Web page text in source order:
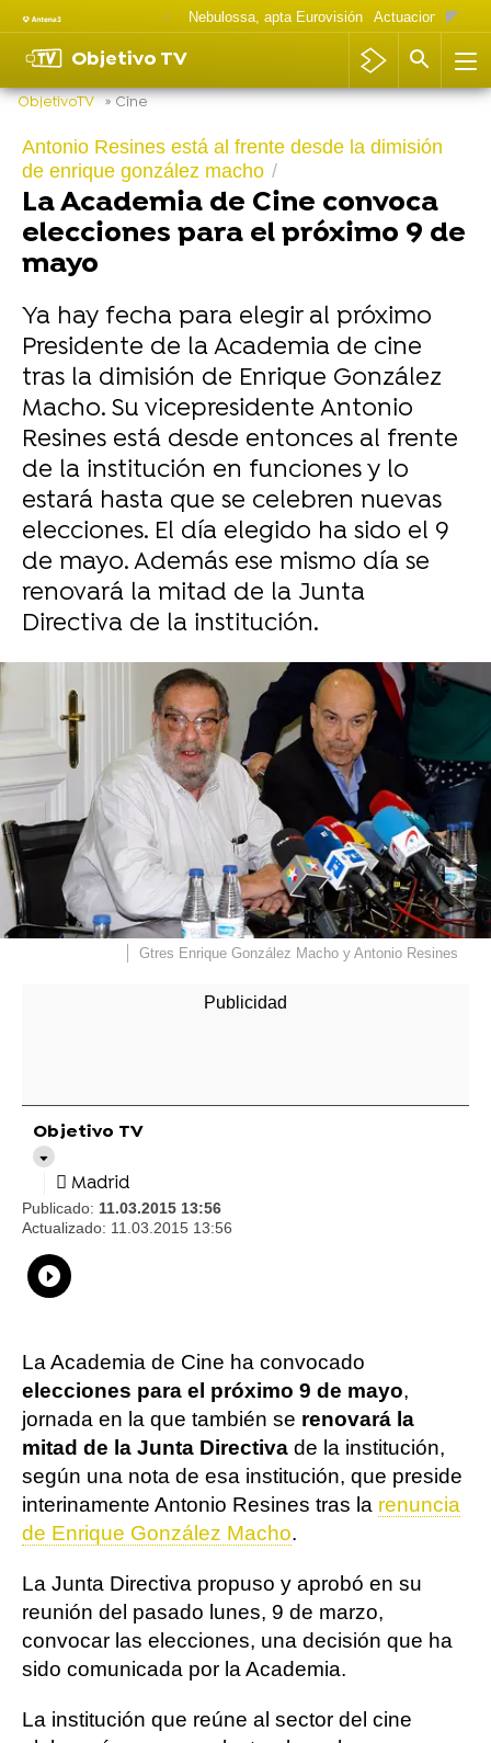
Nebulossa, apta Eurovisión Actuaciones
Objetivo TV
ObjetivoTV » Cine
Antonio Resines está al frente desde la dimisión
de enrique gonzález macho
La Academia de Cine convoca
elecciones para el próximo 9 de
mayo
Ya hay fecha para elegir al próximo
Presidente de la Academia de cine
tras la dimisión de Enrique González
Macho. Su vicepresidente Antonio
Resines está desde entonces al frente
de la institución en funciones y lo
estará hasta que se celebren nuevas
elecciones. El día elegido ha sido el 9
de mayo. Además ese mismo día se
renovará la mitad de la Junta
Directiva de la institución.
Gtres Enrique González Macho y Antonio Resines
Objetivo TV
Madrid
Publicado: 11.03.2015 13:56
Actualizado: 11.03.2015 13:56
Whatsapp
Compartir
La Academia de Cine ha convocado
elecciones para el próximo 9 de mayo,
jornada en la que también se renovará la
mitad de la Junta Directiva de la institución,
según una nota de esa institución, que preside
interinamente Antonio Resines tras la renuncia
de Enrique González Macho.
La Junta Directiva propuso y aprobó en su
reunión del pasado lunes, 9 de marzo,
convocar las elecciones, una decisión que ha
sido comunicada por la Academia.
La institución que reúne al sector del cine